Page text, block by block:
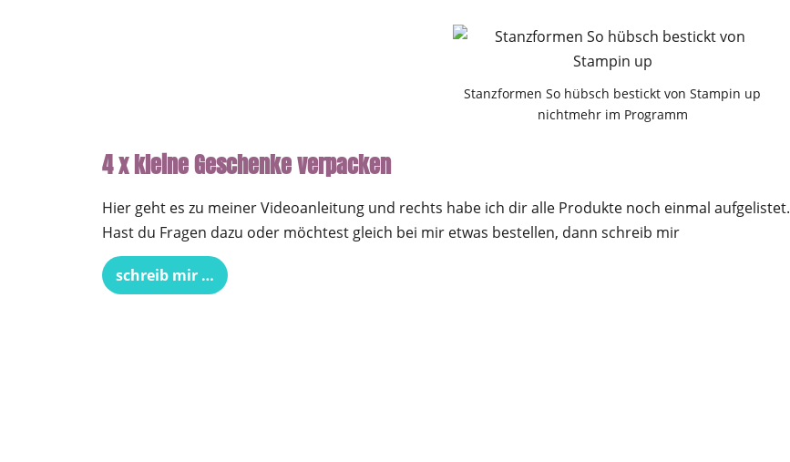
Stanzformen So hübsch bestickt von Stampin up
nichtmehr im Programm
4 x kleine Geschenke verpacken
Hier geht es zu meiner Videoanleitung und rechts habe ich dir alle Produkte noch einmal aufgelistet.
Hast du Fragen dazu oder möchtest gleich bei mir etwas bestellen, dann schreib mir
schreib mir …